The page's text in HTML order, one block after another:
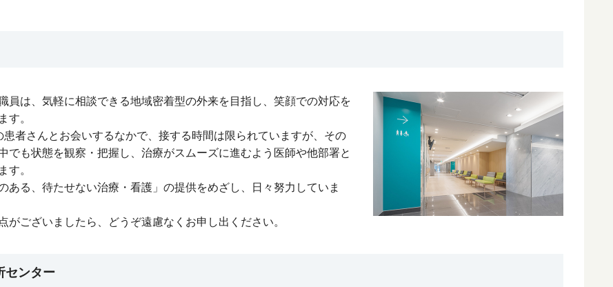
員は、気軽に相談できる地域密着型の外来を目指し、笑顔での対応を
す。
患者さんとお会いするなかで、接する時間は限られていますが、その
でも状態を観察・把握し、治療がスムーズに進むよう医師や他部署と
す。
ある、待たせない治療・看護」の提供をめざし、日々努力していま
がございましたら、どうぞ遠慮なくお申し出ください。
センター